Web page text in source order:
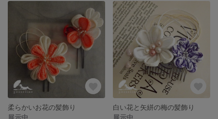
柔らかいお花の髪飾り
展示中
白い花と矢絣の梅の髪飾り
展示中